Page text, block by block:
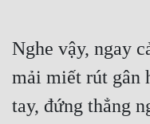
Xa Lộ Dịch
Cung Đấu
Nghe vậy, ngay
mải miết rút gân
tay, đứng thẳng